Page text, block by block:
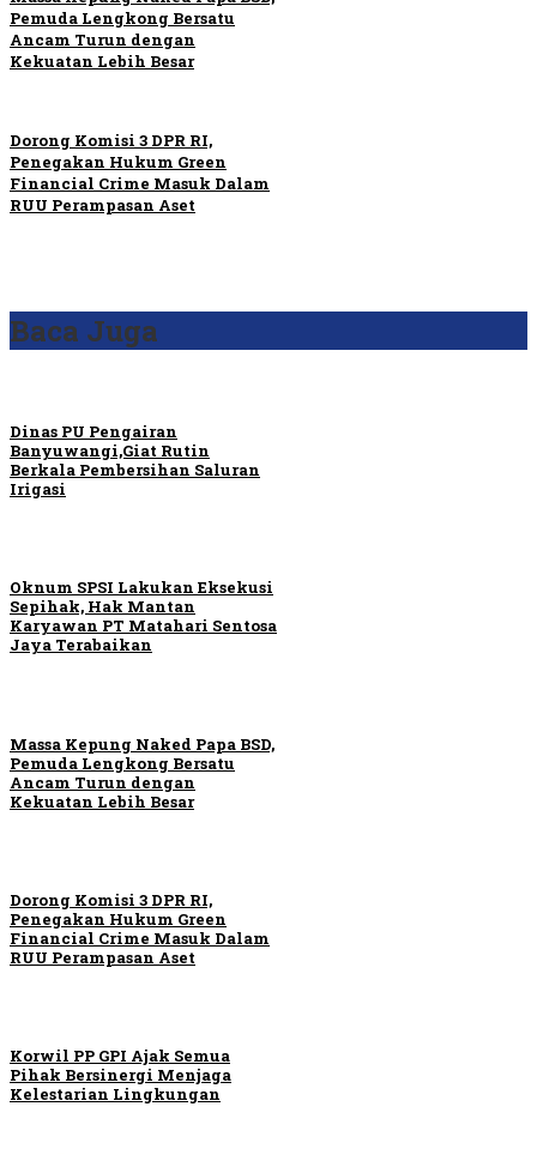
Pemuda Lengkong Bersatu
Ancam Turun dengan
Kekuatan Lebih Besar
Dorong Komisi 3 DPR RI,
Penegakan Hukum Green
Financial Crime Masuk Dalam
RUU Perampasan Aset
Baca Juga
Dinas PU Pengairan
Banyuwangi,Giat Rutin
Berkala Pembersihan Saluran
Irigasi
Oknum SPSI Lakukan Eksekusi
Sepihak, Hak Mantan
Karyawan PT Matahari Sentosa
Jaya Terabaikan
Massa Kepung Naked Papa BSD,
Pemuda Lengkong Bersatu
Ancam Turun dengan
Kekuatan Lebih Besar
Dorong Komisi 3 DPR RI,
Penegakan Hukum Green
Financial Crime Masuk Dalam
RUU Perampasan Aset
Korwil PP GPI Ajak Semua
Pihak Bersinergi Menjaga
Kelestarian Lingkungan